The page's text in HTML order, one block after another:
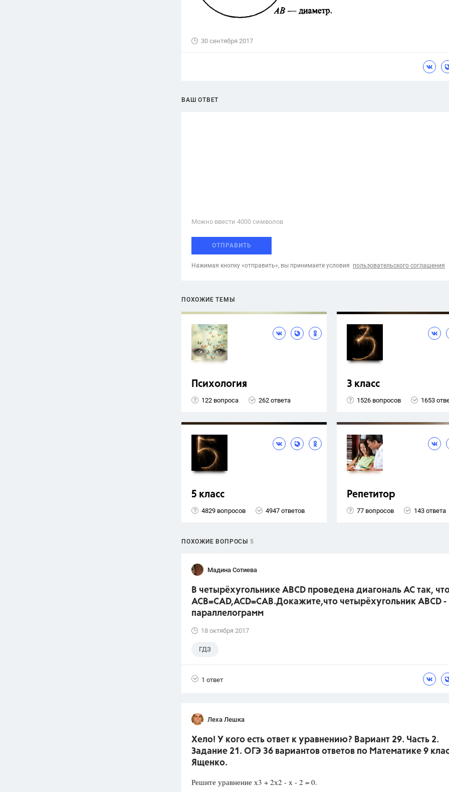
30 сентября 2017
ВАШ ОТВЕТ
Можно ввести 4000 cимволов
ОТПРАВИТЬ
Нажимая кнопку «отправить», вы принимаете условия пользовательского соглашения
ПОХОЖИЕ ТЕМЫ
Психология
122 вопроса 262 ответа
3 класс
1526 вопросов 1653
5 класс
4829 вопросов 4947 ответов
Репетитор
77 вопросов 143 ответа
ПОХОЖИЕ ВОПРОСЫ 5
Мадина Сотиева
В четырёхугольнике ABCD проведена диагональ AC так,
ACB=CAD,ACD=CAB.Докажите,что четырёхугольник ABCD -
параллелограмм
18 октября 2017
ГДЗ
1 ответ
Леха Лешка
Хело! У кого есть ответ к уравнению? Вариант 29. Часть 2.
Задание 21. ОГЭ 36 вариантов ответов по Математике 9
Ященко.
Решите уравнение х3 + 2х2 - х - 2 = 0.